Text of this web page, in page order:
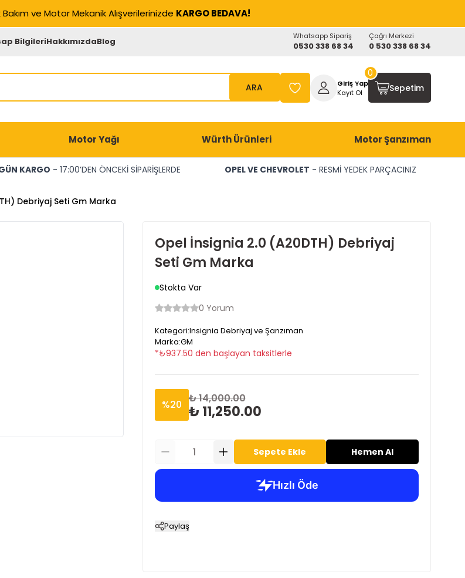
ve Motor Mekanik Alışverilerinizde KARGO BEDAVA!
BilgileriHakkımızdaBlog Whatsapp Sipariş
0530 338 68 34
Çağrı Merkezi
0 530 338 68 34
ARA
Giriş Yap
Kayıt Ol
Sepetim
0
Motor Yağı Würth Ürünleri Motor Şanzıman
KARGO - 17:00’DEN ÖNCEKİ SİPARİŞLERDE OPEL VE CHEVROLET - RESMİ YEDEK PARÇACINIZ
Debriyaj Seti Gm Marka
Opel İnsignia 2.0 (A20DTH) Debriyaj
Seti Gm Marka
Stokta Var
0 Yorum
Kategori:Insignia Debriyaj ve Şanzıman
Marka:GM
*₺937.50 den başlayan taksitlerle
%20 ₺ 14,000.00
₺ 11,250.00
Sepete Ekle Hemen Al
Paylaş